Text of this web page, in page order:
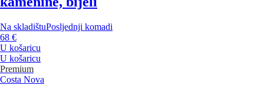
Na skladištuPosljednji komadi
68 €
U košaricu
U košaricu
Premium
Costa Nova